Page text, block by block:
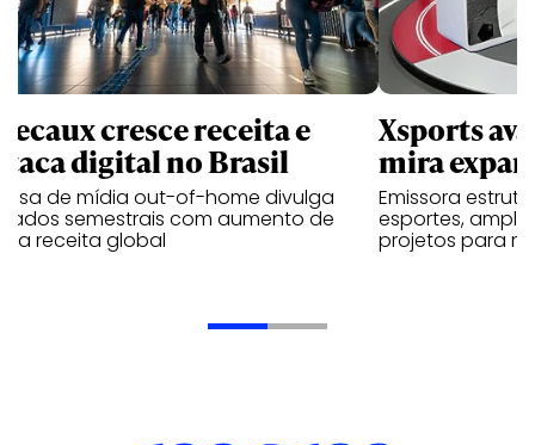
cresce receita e
digital no Brasil
de mídia out-of-home divulga
semestrais com aumento de
na receita global
Xsports
mira
Emissora
esportes,
projetos para